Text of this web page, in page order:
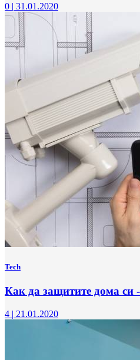
0 | 31.01.2020
Tech
Как да защитите дома си
4 | 21.01.2020